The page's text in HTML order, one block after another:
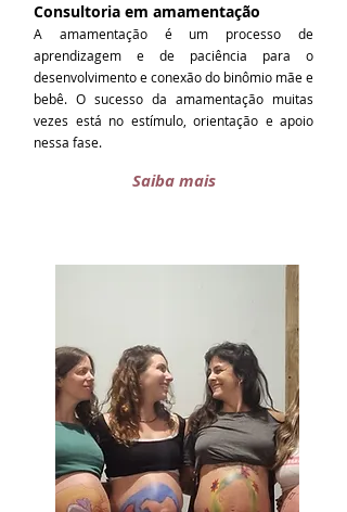
Consultoria em amamentação
A amamentação é um processo de
aprendizagem e de paciência para o
desenvolvimento e conexão do binômio mãe e
bebê. O sucesso da amamentação muitas
vezes está no estímulo, orientação e apoio
nessa fase.
Saiba mais